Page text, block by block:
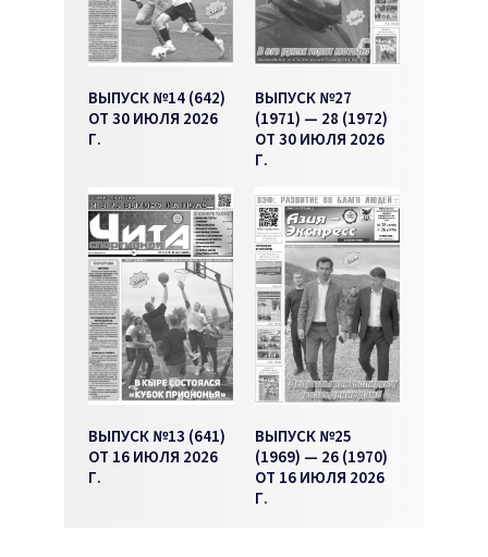
ВЫПУСК №14 (642)
ОТ 30 ИЮЛЯ 2026
Г.
ВЫПУСК №27
(1971) — 28 (1972)
ОТ 30 ИЮЛЯ 2026
Г.
ВЫПУСК №13 (641)
ОТ 16 ИЮЛЯ 2026
Г.
ВЫПУСК №25
(1969) — 26 (1970)
ОТ 16 ИЮЛЯ 2026
Г.